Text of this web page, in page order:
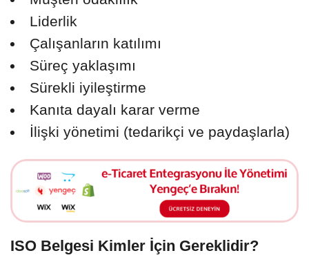
Liderlik
Çalışanların katılımı
Süreç yaklaşımı
Sürekli iyileştirme
Kanıta dayalı karar verme
İlişki yönetimi (tedarikçi ve paydaşlarla)
ISO Belgesi Kimler İçin Gereklidir?